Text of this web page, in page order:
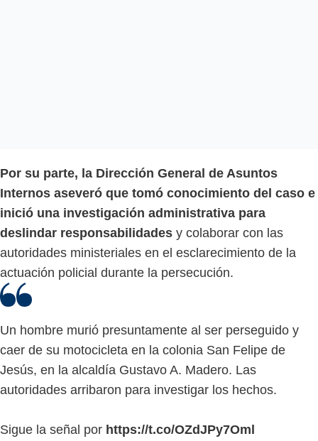
Por su parte, la Dirección General de Asuntos
Internos aseveró que tomó conocimiento del caso e
inició una investigación administrativa para
deslindar responsabilidades y colaborar con las
autoridades ministeriales en el esclarecimiento de la
actuación policial durante la persecución.
Un hombre murió presuntamente al ser perseguido y
caer de su motocicleta en la colonia San Felipe de
Jesús, en la alcaldía Gustavo A. Madero. Las
autoridades arribaron para investigar los hechos.
Sigue la señal por https://t.co/OZdJPy7Oml